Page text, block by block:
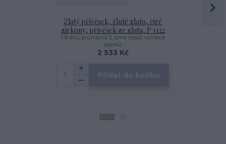
Zlatý přívěsek, žluté zlato, čiré
zirkony, přívěšek ze zlata, P 1122
2 533 Kč
1-8 dnů průměrně 3, jsme český výrobce
šperků